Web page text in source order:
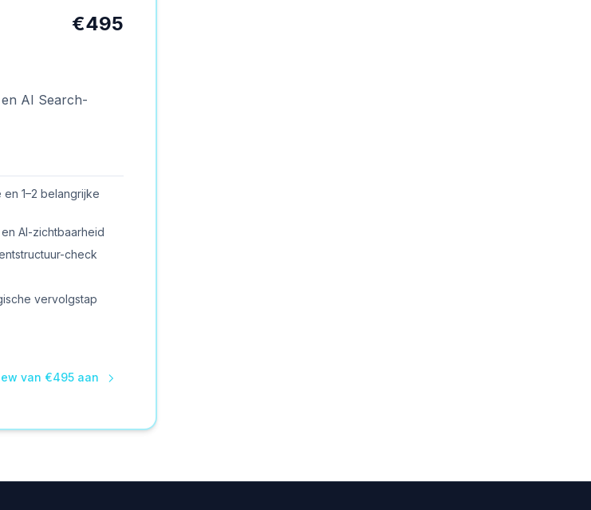
€495
AI Search-
1–2 belangrijke
AI-zichtbaarheid
check
vervolgstap
van €495 aan